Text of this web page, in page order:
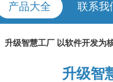
产品大全 联系我
升级智慧工厂 以软件开发为
升级智